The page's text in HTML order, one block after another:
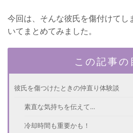
今回は、そんな彼氏を傷付けてし
いてまとめてみました。
この記事の
彼氏を傷つけたときの仲直り体験談
素直な気持ちを伝えて…
冷却時間も重要かも！